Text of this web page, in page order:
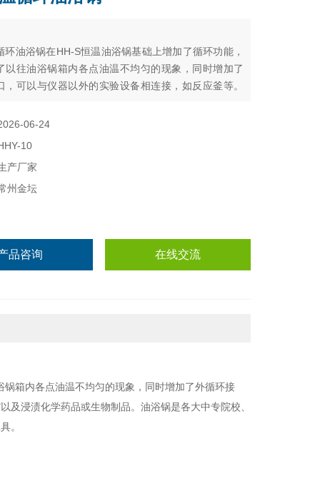
环油浴锅在HH-S恒温油浴锅基础上增加了循环功能，
以往油浴锅箱内各点油温不均匀的现象，同时增加了
，可以与仪器以外的实验设备相连接，如反应釜等。
中专院校、环保、科研、卫生、防疫、石油、冶金、
06-24
10
产厂家
州金坛
品咨询 在线交流
箱内各点油温不均匀的现象，同时增加了外循环接
及浸渍化学药品或生物制品。油浴锅是各大中专院校、
。